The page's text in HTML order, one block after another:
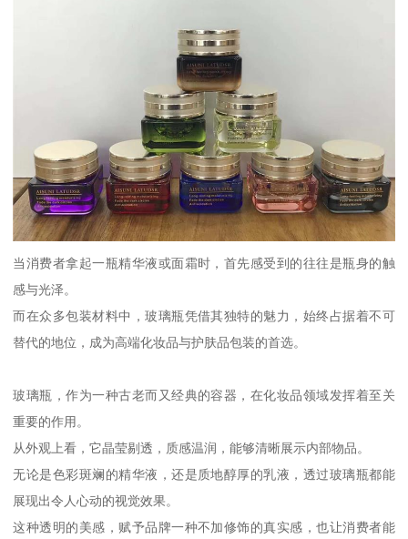
当消费者拿起一瓶精华液或面霜时，首先感受到的往往是瓶身的触
感与光泽。
而在众多包装材料中，玻璃瓶凭借其独特的魅力，始终占据着不可
替代的地位，成为高端化妆品与护肤品包装的首选。
玻璃瓶，作为一种古老而又经典的容器，在化妆品领域发挥着至关
重要的作用。
从外观上看，它晶莹剔透，质感温润，能够清晰展示内部物品。
无论是色彩斑斓的精华液，还是质地醇厚的乳液，透过玻璃瓶都能
展现出令人心动的视觉效果。
这种透明的美感，赋予品牌一种不加修饰的真实感，也让消费者能